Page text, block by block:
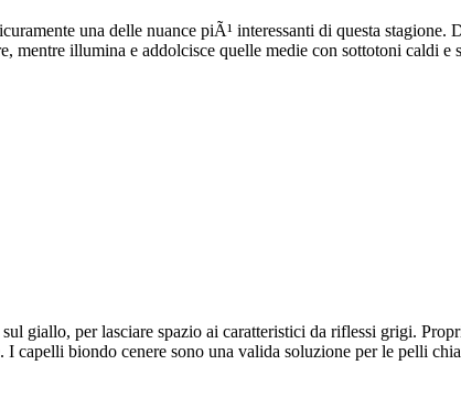
una delle nuance piÃ¹ interessanti di questa
mentre illumina e addolcisce quelle medie con sottotoni caldi
giallo, per lasciare spazio ai caratteristici da riflessi grigi.
capelli biondo cenere sono una valida soluzione per le pelli